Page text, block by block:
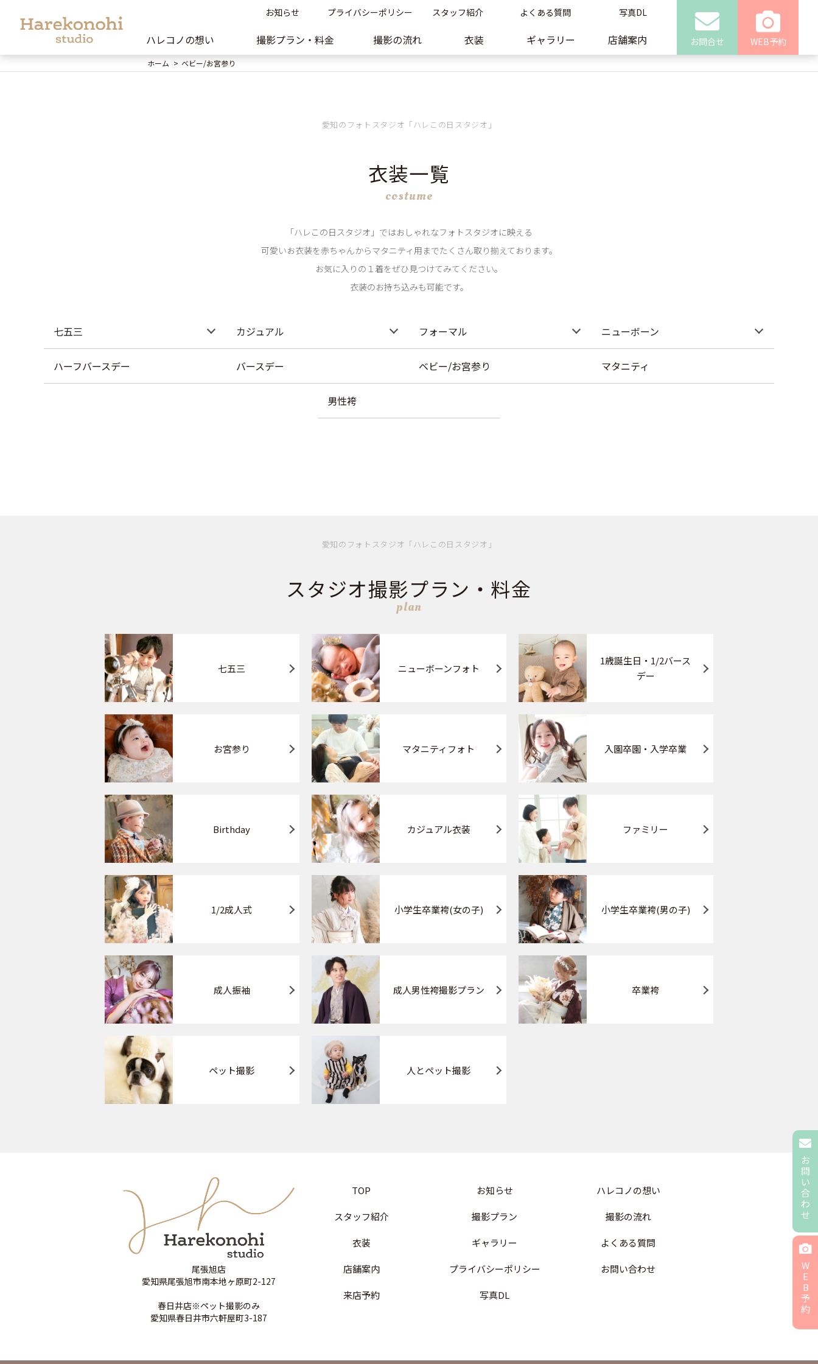
お知らせ プライバシーポリシー スタッフ紹介 よくある質問 写真DL
ハレコノの想い 撮影プラン・料金 撮影の流れ 衣装 ギャラリー 店舗案内 お問合せ WEB予約
ホーム ベビー/お宮参り
愛知のフォトスタジオ「ハレこの日スタジオ」
衣装一覧
costume
「ハレこの日スタジオ」ではおしゃれなフォトスタジオに映える
可愛いお衣装を赤ちゃんからマタニティ用までたくさん取り揃えております。
お気に入りの１着をぜひ見つけてみてください。
衣装のお持ち込みも可能です。
七五三 カジュアル フォーマル ニューボーン
ハーフバースデー バースデー ベビー/お宮参り マタニティ
男性袴
愛知のフォトスタジオ「ハレこの日スタジオ」
スタジオ撮影プラン・料金
plan
七五三 ニューボーンフォト
1歳誕生日・1/2バース
デー
お宮参り マタニティフォト 入園卒園・入学卒業
Birthday カジュアル衣装 ファミリー
1/2成人式 小学生卒業袴(女の子) 小学生卒業袴(男の子)
成人振袖 成人男性袴撮影プラン 卒業袴
ペット撮影 人とペット撮影
TOP お知らせ ハレコノの想い
スタッフ紹介 撮影プラン 撮影の流れ
衣装 ギャラリー よくある質問
店舗案内 プライバシーポリシー お問い合わせ
来店予約 写真DL
尾張旭店
愛知県尾張旭市南本地ヶ原町2-127
春日井店※ペット撮影のみ
愛知県春日井市六軒屋町3-187
お
問
い
合
わ
せ
W
E
B
予
約